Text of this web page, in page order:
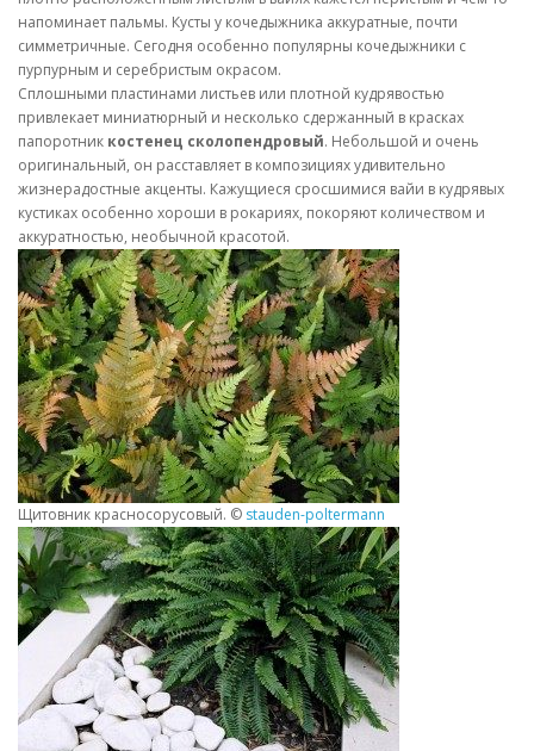
напоминает пальмы. Кусты у кочедыжника аккуратные, почти
симметричные. Сегодня особенно популярны кочедыжники с
пурпурным и серебристым окрасом.
Сплошными пластинами листьев или плотной кудрявостью
привлекает миниатюрный и несколько сдержанный в красках
папоротник костенец сколопендровый. Небольшой и очень
оригинальный, он расставляет в композициях удивительно
жизнерадостные акценты. Кажущиеся сросшимися вайи в кудрявых
кустиках особенно хороши в рокариях, покоряют количеством и
аккуратностью, необычной красотой.
Щитовник красносорусовый. © stauden-poltermann